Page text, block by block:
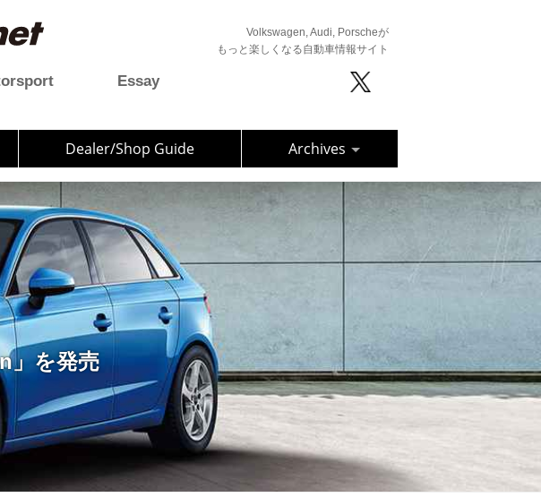
Volkswagen, Audi, Porscheが
もっと楽しくなる自動車情報サイト
Essay
Dealer/Shop Guide Archives
」を発売